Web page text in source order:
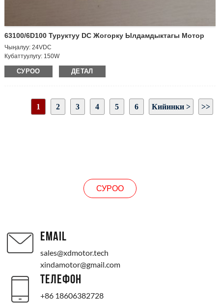
63100/6D100 Туруктуу DC Жогорку Ылдамдыктагы Мотор
Чыңалуу: 24VDC
Кубаттуулугу: 150W
Мотордун жүктөө ылдамдыгы: 4000 rpm
Мотор жүктөө ылдамдыгы: 3700 rpm
Учурдагы: 13A
Мотордун вал өлчөмү: чийме көрсөткөндөй
СУРОО ДЕТАЛ
1 2 3 4 5 6 Кийинки >
>>
СУРОО
EMAIL
sales@xdmotor.tech
xindamotor@gmail.com
ТЕЛЕФОН
+86 18606382728